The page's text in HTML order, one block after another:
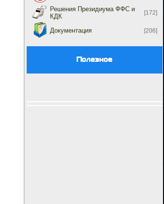
Решения Президиума ФФС и
КДК
[172]
Документация [206]
Полезное